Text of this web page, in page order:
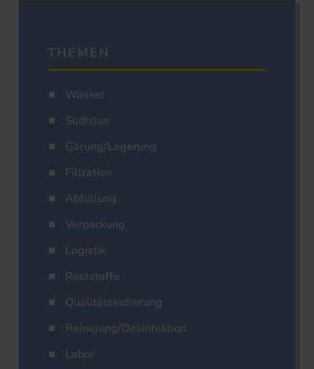
THEMEN
Wasser
Sudhaus
Gärung/Lagerung
Filtration
Abfüllung
Verpackung
Logistik
Reststoffe
Qualitätssicherung
Reinigung/Desinfektion
Labor